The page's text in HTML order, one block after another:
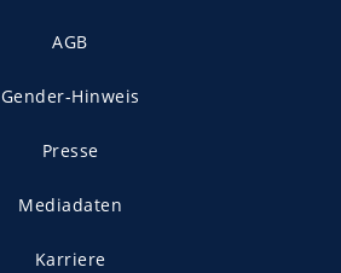
AGB
Gender-Hinweis
Presse
Mediadaten
Karriere